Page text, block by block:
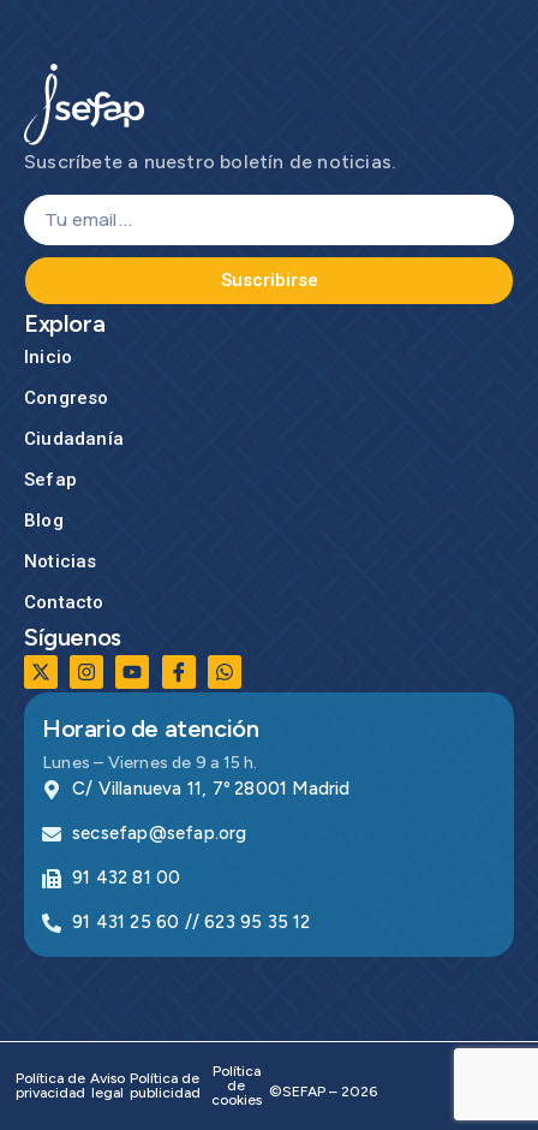
Suscríbete a nuestro boletín de noticias.
Suscribirse
Explora
Inicio
Congreso
Ciudadanía
Sefap
Blog
Noticias
Contacto
Síguenos
Horario de atención
Lunes – Viernes de 9 a 15 h.
C/ Villanueva 11, 7º 28001 Madrid
secsefap@sefap.org
91 432 81 00
91 431 25 60 // 623 95 35 12
©SEFAP – 2026
Política de
privacidad
Aviso
legal
Política de
publicidad
Política
de
cookies